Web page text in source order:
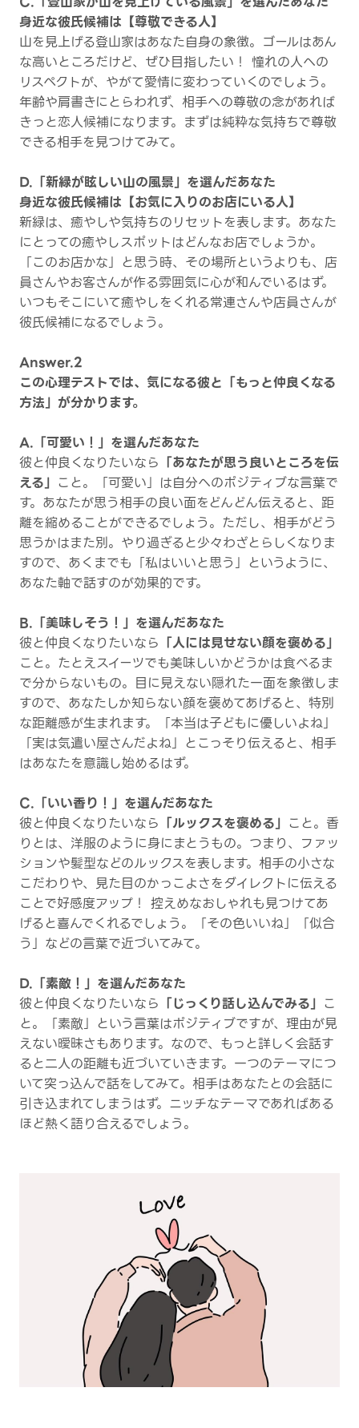
身近な彼氏候補は【尊敬できる人】
山を見上げる登山家はあなた自身の象徴。ゴールはあん
な高いところだけど、ぜひ目指したい！ 憧れの人への
リスペクトが、やがて愛情に変わっていくのでしょう。
年齢や肩書きにとらわれず、相手への尊敬の念があれば
きっと恋人候補になります。まずは純粋な気持ちで尊敬
できる相手を見つけてみて。
D.「新緑が眩しい山の風景」を選んだあなた
身近な彼氏候補は【お気に入りのお店にいる人】
新緑は、癒やしや気持ちのリセットを表します。あなた
にとっての癒やしスポットはどんなお店でしょうか。
「このお店かな」と思う時、その場所というよりも、店
員さんやお客さんが作る雰囲気に心が和んでいるはず。
いつもそこにいて癒やしをくれる常連さんや店員さんが
彼氏候補になるでしょう。
Answer.2
この心理テストでは、気になる彼と「もっと仲良くなる
方法」が分かります。
A.「可愛い！」を選んだあなた
彼と仲良くなりたいなら 「あなたが思う良いところを伝
える」 こと。「可愛い」は自分へのポジティブな言葉で
す。あなたが思う相手の良い面をどんどん伝えると、距
離を縮めることができるでしょう。ただし、相手がどう
思うかはまた別。やり過ぎると少々わざとらしくなりま
すので、あくまでも「私はいいと思う」というように、
あなた軸で話すのが効果的です。
B.「美味しそう！」を選んだあなた
彼と仲良くなりたいなら 「人には見せない顔を褒める」
こと。たとえスイーツでも美味しいかどうかは食べるま
で分からないもの。目に見えない隠れた一面を象徴しま
すので、あなたしか知らない顔を褒めてあげると、特別
な距離感が生まれます。「本当は子どもに優しいよね」
「実は気遣い屋さんだよね」とこっそり伝えると、相手
はあなたを意識し始めるはず。
C.「いい香り！」を選んだあなた
彼と仲良くなりたいなら 「ルックスを褒める」 こと。香
りとは、洋服のように身にまとうもの。つまり、ファッ
ションや髪型などのルックスを表します。相手の小さな
こだわりや、見た目のかっこよさをダイレクトに伝える
ことで好感度アップ！ 控えめなおしゃれも見つけてあ
げると喜んでくれるでしょう。「その色いいね」「似合
う」などの言葉で近づいてみて。
D.「素敵！」を選んだあなた
彼と仲良くなりたいなら 「じっくり話し込んでみる」 こ
と。「素敵」という言葉はポジティブですが、理由が見
えない曖昧さもあります。なので、もっと詳しく会話す
ると二人の距離も近づいていきます。一つのテーマにつ
いて突っ込んで話をしてみて。相手はあなたとの会話に
引き込まれてしまうはず。ニッチなテーマであればある
ほど熱く語り合えるでしょう。